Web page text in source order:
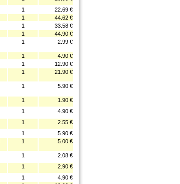
1
22.69 €
1
44.62 €
1
33.58 €
1
44.90 €
1 2.99 €
1
4.90 €
1
12.90 €
1 21.90 €
1 5.90 €
1
1.90 €
1
4.90 €
1
2.55 €
1
5.90 €
1 5.00 €
1
2.08 €
1
2.90 €
1
4.90 €